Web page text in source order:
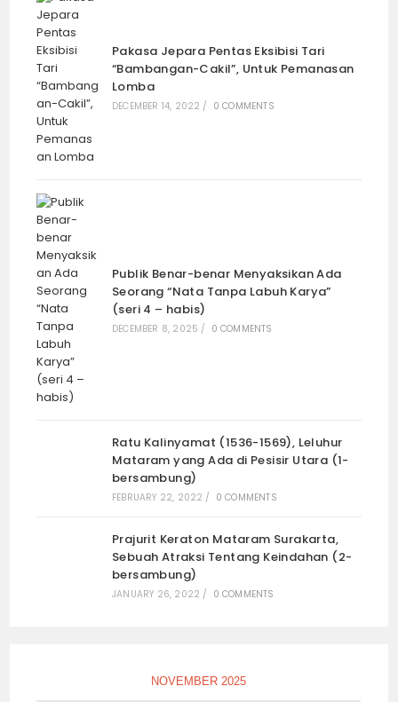
Pakasa Jepara Pentas Eksibisi Tari
“Bambangan-Cakil”, Untuk Pemanasan
Lomba
DECEMBER 14, 2022 / 0 COMMENTS
Publik Benar-benar Menyaksikan Ada
Seorang “Nata Tanpa Labuh Karya”
(seri 4 – habis)
DECEMBER 8, 2025 / 0 COMMENTS
Ratu Kalinyamat (1536-1569), Leluhur
Mataram yang Ada di Pesisir Utara (1-
bersambung)
FEBRUARY 22, 2022 / 0 COMMENTS
Prajurit Keraton Mataram Surakarta,
Sebuah Atraksi Tentang Keindahan (2-
bersambung)
JANUARY 26, 2022 / 0 COMMENTS
NOVEMBER 2025